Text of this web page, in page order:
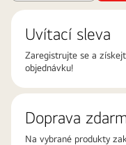
Uvítací sleva
Zaregistrujte se a
objednávku!
Doprava
Na vybrané produkty